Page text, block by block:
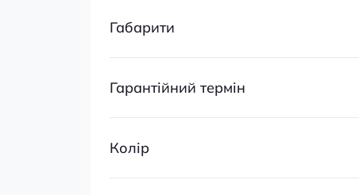
Габарити
Гарантійний термін
Колір